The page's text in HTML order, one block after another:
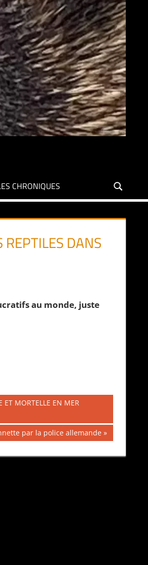
CHRONIQUES
REPTILES DANS
au monde, juste
ET MORTELLE EN MER
par la police allemande